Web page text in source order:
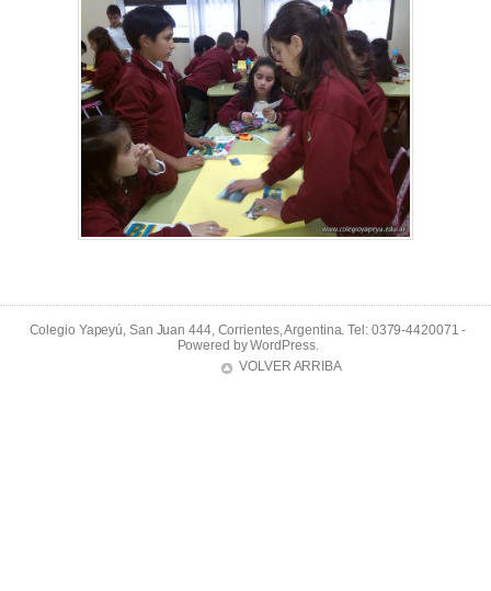
Colegio Yapeyú, San Juan 444, Corrientes, Argentina. Tel: 0379-4420071 -
Powered byWordPress.
VOLVER ARRIBA